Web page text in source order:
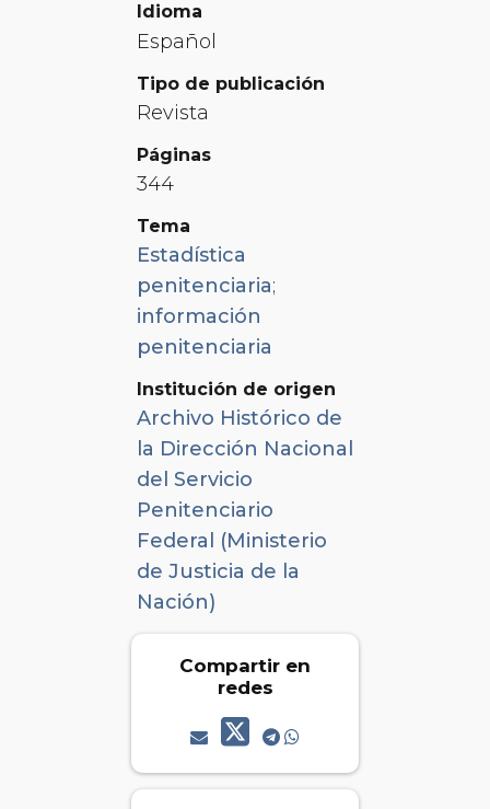
Idioma
Español
Tipo de publicación
Revista
Páginas
344
Tema
Estadística
penitenciaria;
información
penitenciaria
Institución de origen
Archivo Histórico de
la Dirección Nacional
del Servicio
Penitenciario
Federal (Ministerio
de Justicia de la
Nación)
Compartir en
redes